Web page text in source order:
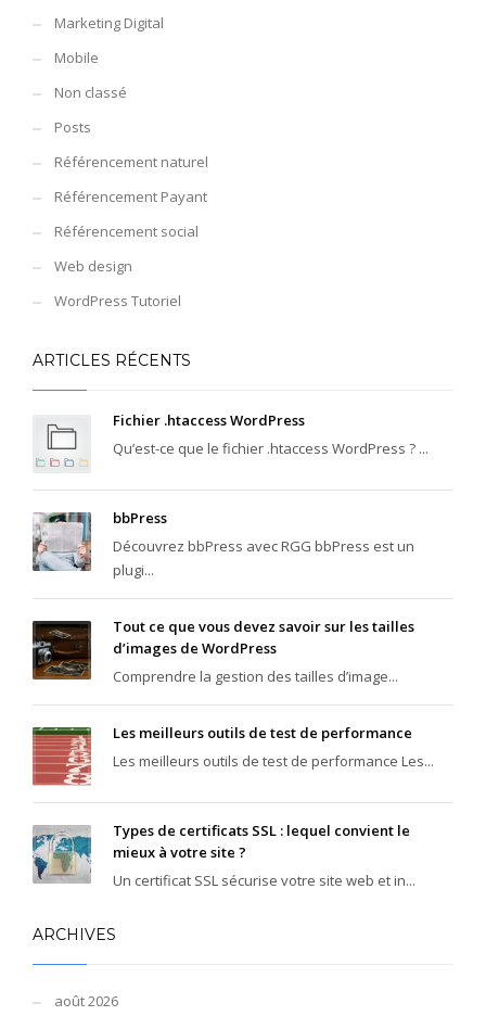
Marketing Digital
Mobile
Non classé
Posts
Référencement naturel
Référencement Payant
Référencement social
Web design
WordPress Tutoriel
ARTICLES RÉCENTS
Fichier .htaccess WordPress
Qu’est-ce que le fichier .htaccess WordPress ? ...
bbPress
Découvrez bbPress avec RGG bbPress est un
plugi...
Tout ce que vous devez savoir sur les tailles
d’images de WordPress
Comprendre la gestion des tailles d’image...
Les meilleurs outils de test de performance
Les meilleurs outils de test de performance Les...
Types de certificats SSL : lequel convient le
mieux à votre site ?
Un certificat SSL sécurise votre site web et in...
ARCHIVES
août 2026